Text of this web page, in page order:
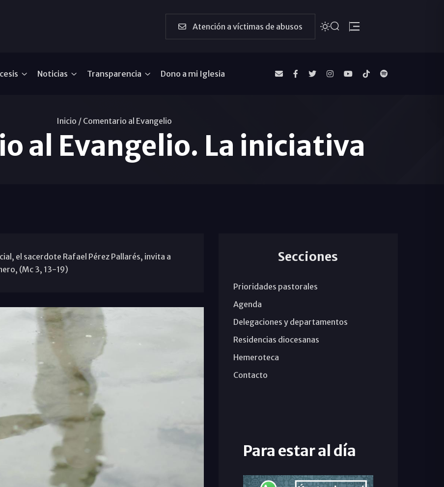
Atención a víctimas de abusos
Noticias Transparencia Dono a mi Iglesia
Inicio / Comentario al Evangelio
al Evangelio. La iniciativa
el sacerdote Rafael Pérez Pallarés, invita a
(Mc 3, 13-19)
Secciones
Prioridades pastorales
Agenda
Delegaciones y departamentos
Residencias diocesanas
Hemeroteca
Contacto
Para estar al día